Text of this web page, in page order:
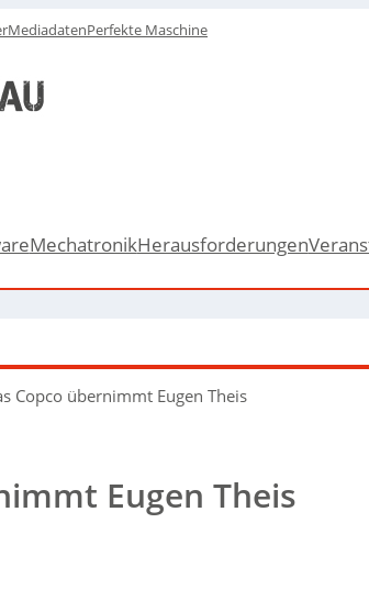
MediadatenPerfekte Maschine
MechatronikHerausforderungen
Copco übernimmt Eugen Theis
Eugen Theis